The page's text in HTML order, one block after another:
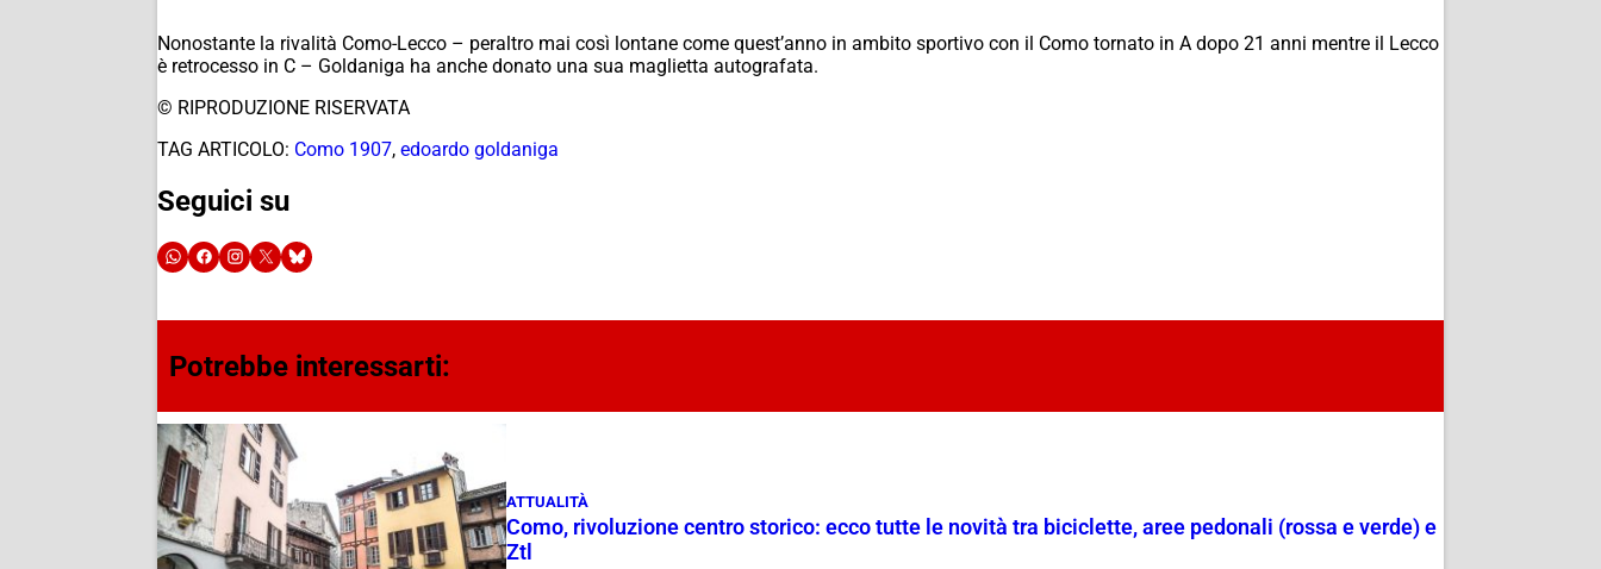
Nonostante la rivalità Como-Lecco – peraltro mai così lontane come quest’anno in ambito sportivo con il Como tornato in A dopo 21 anni mentre il Lecco
è retrocesso in C – Goldaniga ha anche donato una sua maglietta autografata.
© RIPRODUZIONE RISERVATA
TAG ARTICOLO: Como 1907, edoardo goldaniga
Seguici su
Potrebbe interessarti:
ATTUALITÀ
Como, rivoluzione centro storico: ecco tutte le novità tra biciclette, aree pedonali (rossa e verde) e
Ztl